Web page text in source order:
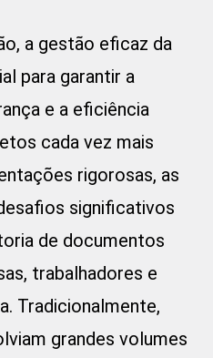
a gestão eficaz da
para garantir a
e a eficiência
cada vez mais
rigorosas, as
significativos
de documentos
trabalhadores e
Tradicionalmente,
grandes volumes